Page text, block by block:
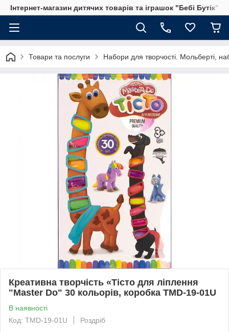
Інтернет-магазин дитячих товарів та іграшок "Бебі Бутік"
Товари та послуги Набори для творчості. Мольберті,
Креативна творчість «Тісто для ліплення
"Master Do" 30 кольорів, коробка TMD-19-01U
В наявності
Код: TMD-19-01U
Роздріб